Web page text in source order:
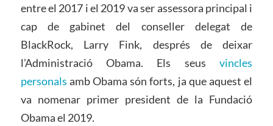
entre el 2017 i el 2019 va ser assessora principal i
cap de gabinet del conseller delegat de
BlackRock, Larry Fink, després de deixar
l’Administració Obama. Els seusvincles
personals amb Obama són forts, ja que aquest el
va nomenar primer president de la Fundació
Obama el 2019.